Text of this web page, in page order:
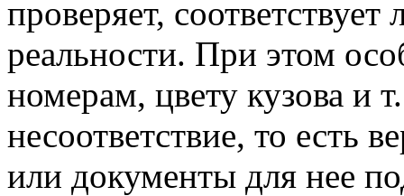
проверяет,
реальности. При этом
номерам, цвету кузова и
несоответствие, то есть
или документы для нее